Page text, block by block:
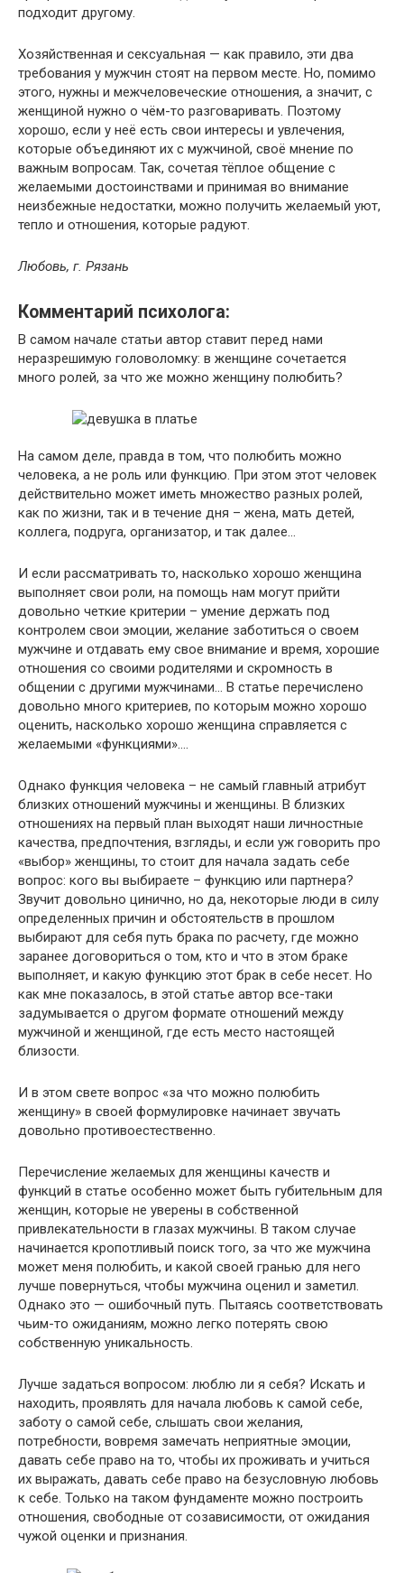
подходит другому.
Хозяйственная и сексуальная — как правило, эти два
требования у мужчин стоят на первом месте. Но, помимо
этого, нужны и межчеловеческие отношения, а значит, с
женщиной нужно о чём-то разговаривать. Поэтому
хорошо, если у неё есть свои интересы и увлечения,
которые объединяют их с мужчиной, своё мнение по
важным вопросам. Так, сочетая тёплое общение с
желаемыми достоинствами и принимая во внимание
неизбежные недостатки, можно получить желаемый уют,
тепло и отношения, которые радуют.
Любовь, г. Рязань
Комментарий психолога:
В самом начале статьи автор ставит перед нами
неразрешимую головоломку: в женщине сочетается
много ролей, за что же можно женщину полюбить?
На самом деле, правда в том, что полюбить можно
человека, а не роль или функцию. При этом этот человек
действительно может иметь множество разных ролей,
как по жизни, так и в течение дня – жена, мать детей,
коллега, подруга, организатор, и так далее…
И если рассматривать то, насколько хорошо женщина
выполняет свои роли, на помощь нам могут прийти
довольно четкие критерии – умение держать под
контролем свои эмоции, желание заботиться о своем
мужчине и отдавать ему свое внимание и время, хорошие
отношения со своими родителями и скромность в
общении с другими мужчинами… В статье перечислено
довольно много критериев, по которым можно хорошо
оценить, насколько хорошо женщина справляется с
желаемыми «функциями»….
Однако функция человека – не самый главный атрибут
близких отношений мужчины и женщины. В близких
отношениях на первый план выходят наши личностные
качества, предпочтения, взгляды, и если уж говорить про
«выбор» женщины, то стоит для начала задать себе
вопрос: кого вы выбираете – функцию или партнера?
Звучит довольно цинично, но да, некоторые люди в силу
определенных причин и обстоятельств в прошлом
выбирают для себя путь брака по расчету, где можно
заранее договориться о том, кто и что в этом браке
выполняет, и какую функцию этот брак в себе несет. Но
как мне показалось, в этой статье автор все-таки
задумывается о другом формате отношений между
мужчиной и женщиной, где есть место настоящей
близости.
И в этом свете вопрос «за что можно полюбить
женщину» в своей формулировке начинает звучать
довольно противоестественно.
Перечисление желаемых для женщины качеств и
функций в статье особенно может быть губительным для
женщин, которые не уверены в собственной
привлекательности в глазах мужчины. В таком случае
начинается кропотливый поиск того, за что же мужчина
может меня полюбить, и какой своей гранью для него
лучше повернуться, чтобы мужчина оценил и заметил.
Однако это — ошибочный путь. Пытаясь соответствовать
чьим-то ожиданиям, можно легко потерять свою
собственную уникальность.
Лучше задаться вопросом: люблю ли я себя? Искать и
находить, проявлять для начала любовь к самой себе,
заботу о самой себе, слышать свои желания,
потребности, вовремя замечать неприятные эмоции,
давать себе право на то, чтобы их проживать и учиться
их выражать, давать себе право на безусловную любовь
к себе. Только на таком фундаменте можно построить
отношения, свободные от созависимости, от ожидания
чужой оценки и признания.